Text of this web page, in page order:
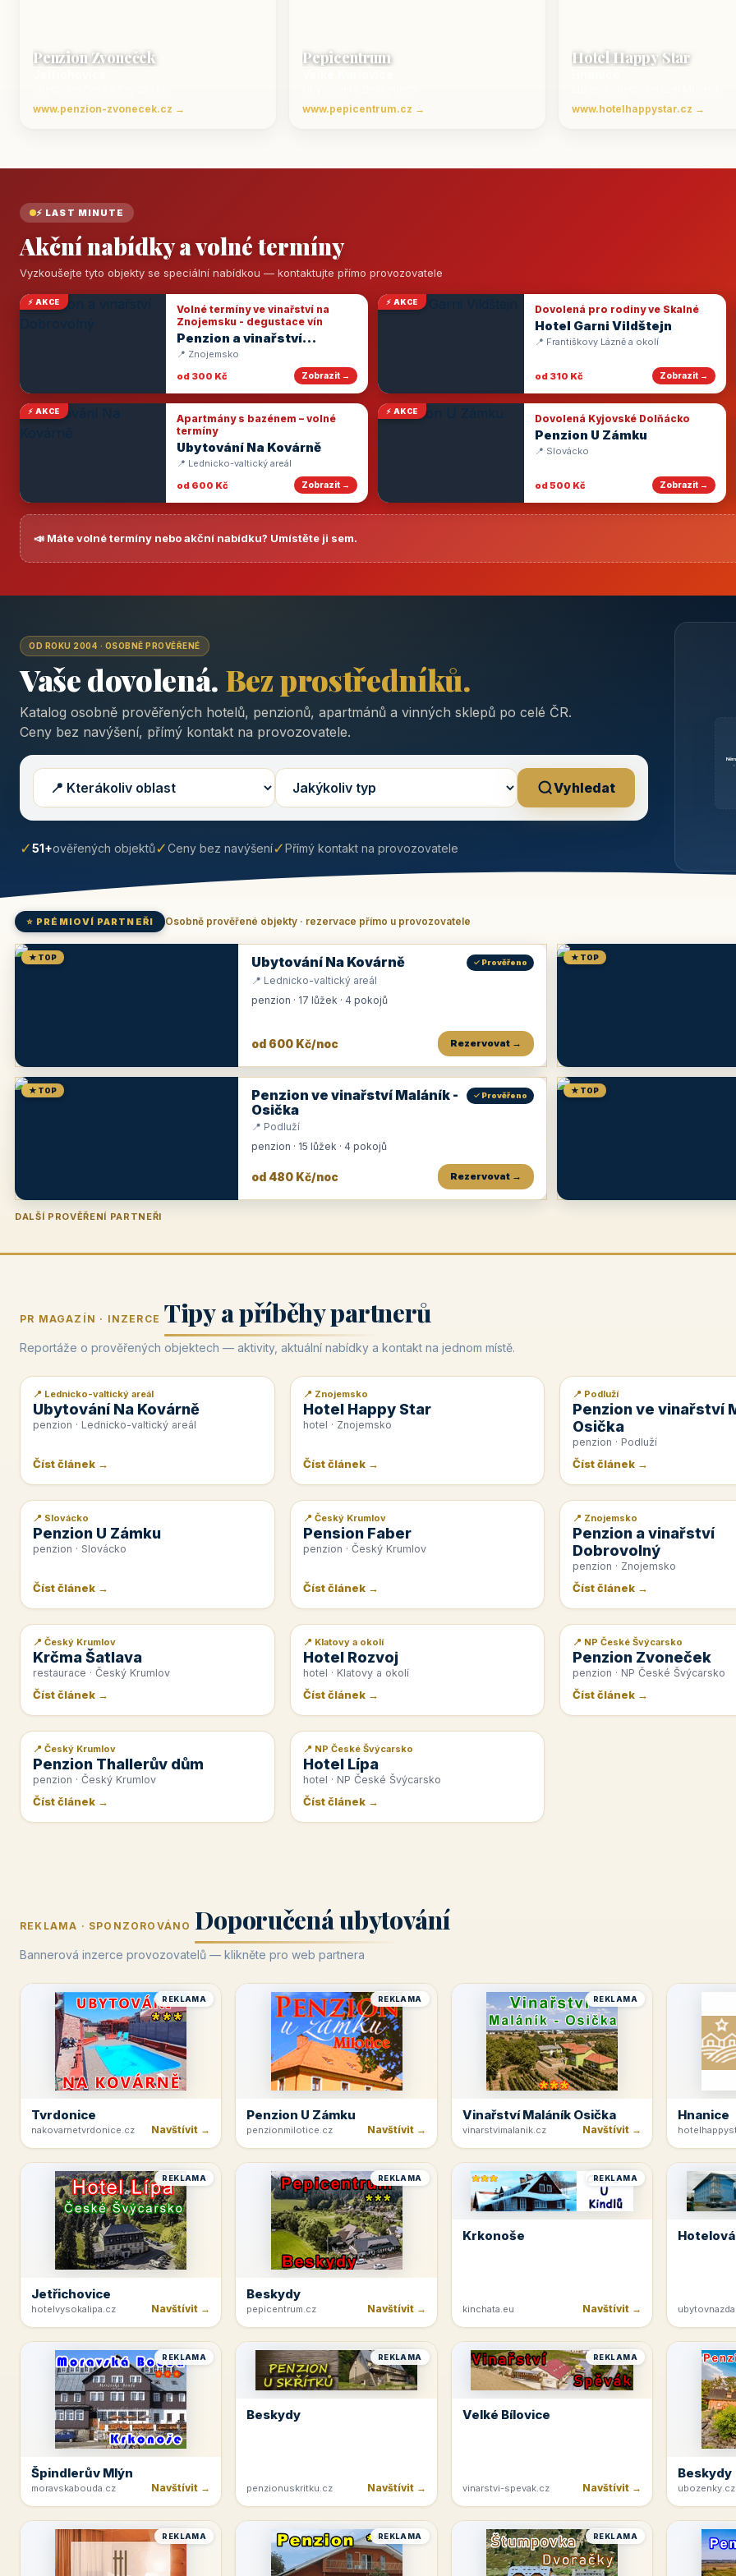
Penzion Zvoneček
www.penzion-zvonecek.cz →
Pepicentrum
www.pepicentrum.cz →
Hotel Happy Star
www.hotelhappystar.cz →
⚡ LAST MINUTE
Akční nabídky a volné termíny
Vyzkoušejte tyto objekty se speciální nabídkou — kontaktujte přímo provozovatele
⚡ AKCE
Volné termíny ve vinařství na
Znojemsku - degustace vín
Penzion a vinařství
Dobrovolný
📍 Znojemsko
od 300 Kč
Zobrazit →
⚡ AKCE
Dovolená pro rodiny ve Skalné
Hotel Garni Vildštejn
📍 Františkovy Lázně a okolí
od 310 Kč Zobrazit →
⚡ AKCE
Apartmány s bazénem – volné
termíny
Ubytování Na Kovárně
📍 Lednicko-valtický areál
od 600 Kč
Zobrazit →
⚡ AKCE
Dovolená Kyjovské Dolňácko
Penzion U Zámku
📍 Slovácko
od 500 Kč Zobrazit →
📣 Máte volné termíny nebo akční nabídku? Umístěte ji sem.
OD ROKU 2004 · OSOBNĚ PROVĚŘENÉ
Vaše dovolená. Bez prostředníků.
Katalog osobně prověřených hotelů, penzionů, apartmánů a vinných sklepů po celé ČR.
Ceny bez navýšení, přímý kontakt na provozovatele.
Vyhledat
✓51+ověřených objektů✓Ceny bez navýšení✓Přímý kontakt na provozovatele
⭐ PRÉMIOVÍ PARTNEŘI Osobně prověřené objekty · rezervace přímo u provozovatele
★ TOP Ubytování Na Kovárně ✓ Prověřeno
📍 Lednicko-valtický areál
penzion · 17 lůžek · 4 pokojů
od 600 Kč/noc Rezervovat →
★ TOP
★ TOP
Penzion ve vinařství Maláník -
Osička
✓ Prověřeno
📍 Podluží
penzion · 15 lůžek · 4 pokojů
od 480 Kč/noc Rezervovat →
★ TOP
DALŠÍ PROVĚŘENÍ PARTNEŘI
Penzion U Zámku Pension Faber
PR MAGAZÍN · INZERCE Tipy a příběhy partnerů
Reportáže o prověřených objektech — aktivity, aktuální nabídky a kontakt na jednom místě.
📰 PR článek
📍 Lednicko-valtický areál
Ubytování Na Kovárně
penzion · Lednicko-valtický areál
Číst článek →
📰 PR článek
📍 Znojemsko
Hotel Happy Star
hotel · Znojemsko
Číst článek →
📰 PR článek
📍 Podluží
Penzion ve vinařství
Osička
penzion · Podluží
Číst článek →
📰 PR článek
📍 Slovácko
Penzion U Zámku
penzion · Slovácko
Číst článek →
📰 PR článek
📍 Český Krumlov
Pension Faber
penzion · Český Krumlov
Číst článek →
📰 PR článek
📍 Znojemsko
Penzion a vinařství
Dobrovolný
penzion · Znojemsko
Číst článek →
📰 PR článek
📍 Český Krumlov
Krčma Šatlava
restaurace · Český Krumlov
Číst článek →
📰 PR článek
📍 Klatovy a okolí
Hotel Rozvoj
hotel · Klatovy a okolí
Číst článek →
📰 PR článek
📍 NP České Švýcarsko
Penzion Zvoneček
penzion · NP České Švýcarsko
Číst článek →
📰 PR článek
📍 Český Krumlov
Penzion Thallerův dům
penzion · Český Krumlov
Číst článek →
📰 PR článek
📍 NP České Švýcarsko
Hotel Lípa
hotel · NP České Švýcarsko
Číst článek →
REKLAMA · SPONZOROVÁNO Doporučená ubytování
Bannerová inzerce provozovatelů — klikněte pro web partnera
REKLAMA
Tvrdonice
nakovarnetvrdonice.cz Navštívit →
REKLAMA
Penzion U Zámku
penzionmilotice.cz Navštívit →
REKLAMA
Vinařství Maláník Osička
vinarstvimalanik.cz Navštívit →
Hnanice
REKLAMA
Jetřichovice
hotelvysokalipa.cz Navštívit →
REKLAMA
Beskydy
pepicentrum.cz Navštívit →
REKLAMA
Krkonoše
kinchata.eu Navštívit →
REKLAMA
Špindlerův Mlýn
moravskabouda.cz Navštívit →
REKLAMA
Beskydy
penzionuskritku.cz Navštívit →
REKLAMA
Velké Bílovice
vinarstvi-spevak.cz Navštívit →
Beskydy
ubozenky.cz
REKLAMA REKLAMA REKLAMA